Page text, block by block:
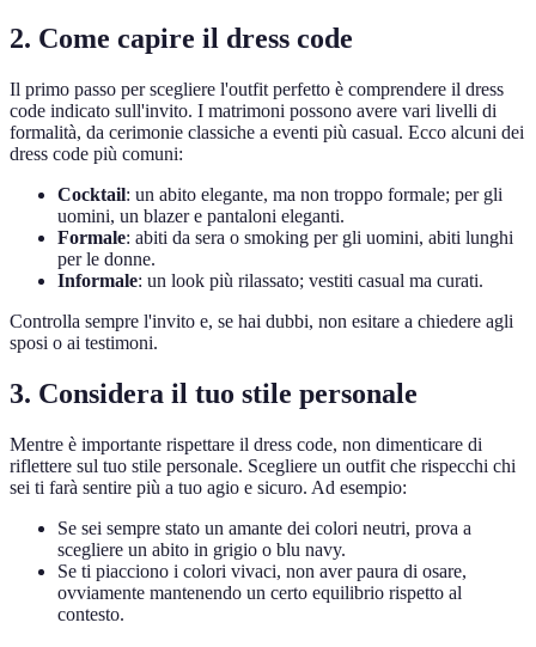
2. Come capire il dress code
Il primo passo per scegliere l'outfit perfetto è comprendere il dress
code indicato sull'invito. I matrimoni possono avere vari livelli di
formalità, da cerimonie classiche a eventi più casual. Ecco alcuni dei
dress code più comuni:
Cocktail: un abito elegante, ma non troppo formale; per gli
uomini, un blazer e pantaloni eleganti.
Formale: abiti da sera o smoking per gli uomini, abiti lunghi
per le donne.
Informale: un look più rilassato; vestiti casual ma curati.
Controlla sempre l'invito e, se hai dubbi, non esitare a chiedere agli
sposi o ai testimoni.
3. Considera il tuo stile personale
Mentre è importante rispettare il dress code, non dimenticare di
riflettere sul tuo stile personale. Scegliere un outfit che rispecchi chi
sei ti farà sentire più a tuo agio e sicuro. Ad esempio:
Se sei sempre stato un amante dei colori neutri, prova a
scegliere un abito in grigio o blu navy.
Se ti piacciono i colori vivaci, non aver paura di osare,
ovviamente mantenendo un certo equilibrio rispetto al
contesto.